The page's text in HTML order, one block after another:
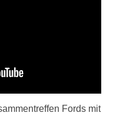
Fords mit